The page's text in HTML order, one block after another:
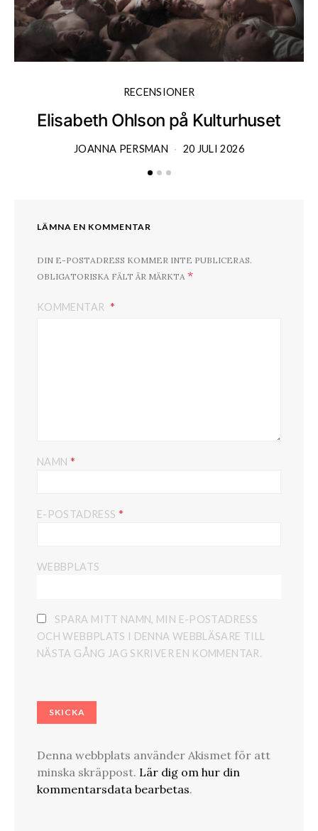
RECENSIONER
Elisabeth Ohlson på Kulturhuset
JOANNA PERSMAN 20 JULI 2026
LÄMNA EN KOMMENTAR
DIN E-POSTADRESS KOMMER INTE PUBLICERAS.
OBLIGATORISKA FÄLT ÄR MÄRKTA *
KOMMENTAR
NAMN *
E-POSTADRESS *
WEBBPLATS
SPARA MITT NAMN, MIN E-POSTADRESS
OCH WEBBPLATS I DENNA WEBBLÄSARE TILL
NÄSTA GÅNG JAG SKRIVER EN KOMMENTAR.
Denna webbplats använder Akismet för att
minska skräppost. Lär dig om hur din
kommentarsdata bearbetas.